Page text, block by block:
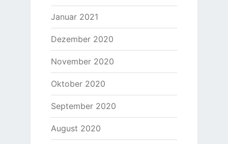
Januar 2021
Dezember 2020
November 2020
Oktober 2020
September 2020
August 2020